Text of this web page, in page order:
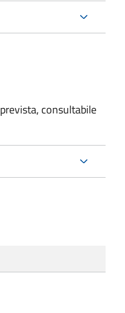
consultabile